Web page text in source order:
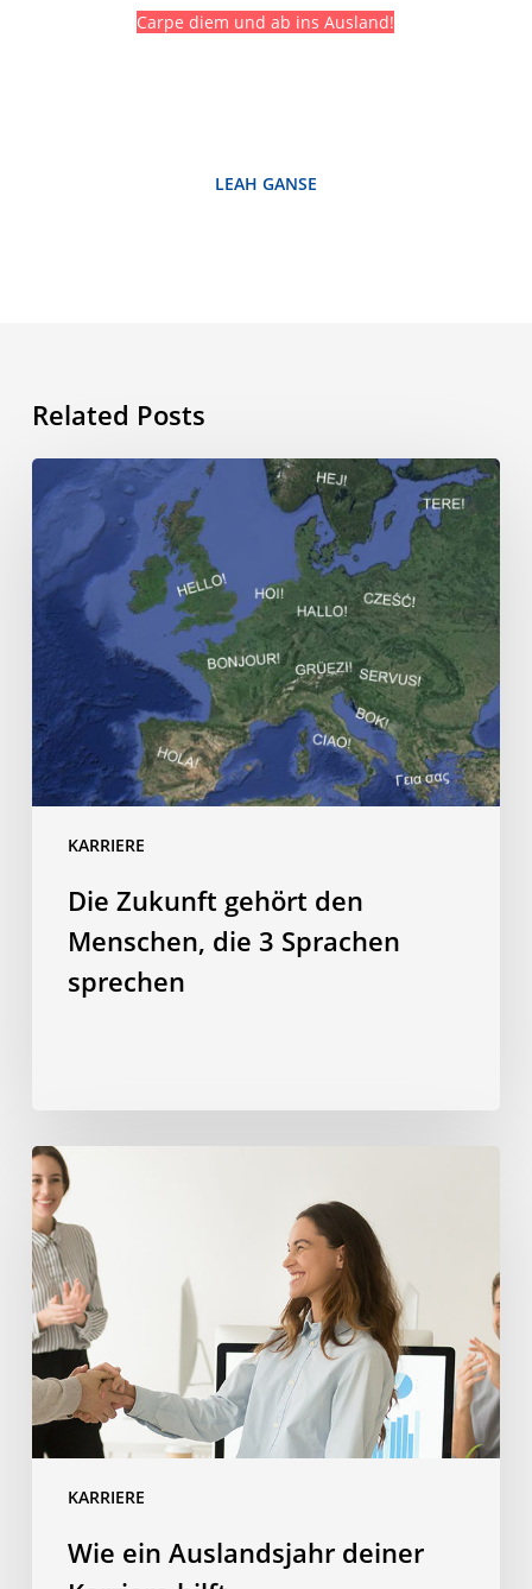
Carpe diem und ab ins Ausland!
LEAH GANSE
Related Posts
KARRIERE
Zukunft
den
Menschen,
3
Sprachen
sprechen
Die Zukunft gehört den
Menschen, die 3 Sprachen
sprechen
KARRIERE
Wie
ein
Auslandsjahr
deiner
Karriere
hilft
Wie ein Auslandsjahr deiner